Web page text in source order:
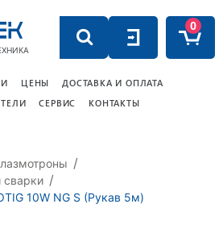
0
ЦЕНЫ
ДОСТАВКА И ОПЛАТА
СЕРВИС КОНТАКТЫ
сварки
10W NG S (Рукав 5м)